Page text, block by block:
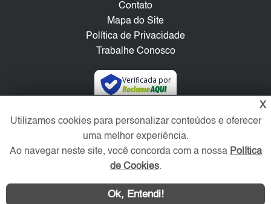
Contato
Mapa do Site
Política de Privacidade
Trabalhe Conosco
Verificada por
Redes Sociais
X
Utilizamos cookies para personalizar conteúdos e oferecer
uma melhor experiência.
Ao navegar neste site, você concorda com a nossa Política
de Cookies.
Ok, Entendi!